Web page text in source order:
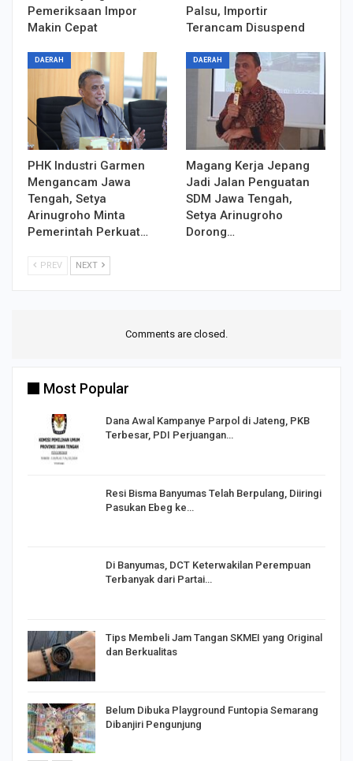
Pemeriksaan Impor
Makin Cepat
Palsu, Importir
Terancam Disuspend
DAERAH
PHK Industri Garmen
Mengancam Jawa
Tengah, Setya
Arinugroho Minta
Pemerintah Perkuat…
DAERAH
Magang Kerja Jepang
Jadi Jalan Penguatan
SDM Jawa Tengah,
Setya Arinugroho
Dorong…
PREV NEXT
Comments are closed.
Most Popular
Dana Awal Kampanye Parpol di Jateng, PKB
Terbesar, PDI Perjuangan…
Resi Bisma Banyumas Telah Berpulang, Diiringi
Pasukan Ebeg ke…
Di Banyumas, DCT Keterwakilan Perempuan
Terbanyak dari Partai…
Tips Membeli Jam Tangan SKMEI yang Original
dan Berkualitas
Belum Dibuka Playground Funtopia Semarang
Dibanjiri Pengunjung